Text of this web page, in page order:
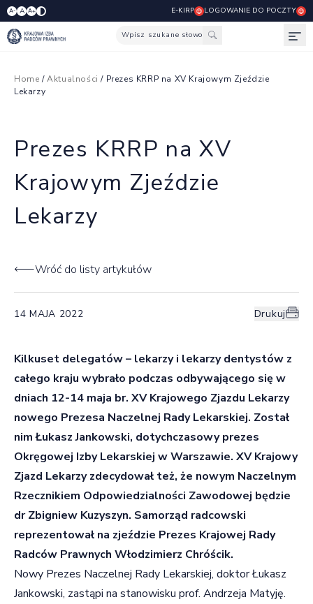
A- A A+ E-KIRP LOGOWANIE DO POCZTY
Wpisz szukane słowo
Home /Aktualności / Prezes KRRP na XV Krajowym Zjeździe
Lekarzy
Prezes KRRP na XV
Krajowym Zjeździe
Lekarzy
Wróć do listy artykułów
14 MAJA 2022 Drukuj
Kilkuset delegatów– lekarzy i lekarzy dentystów z
całego kraju wybrało podczas odbywającego się w
dniach 12-14 maja br. XV Krajowego Zjazdu Lekarzy
nowego Prezesa Naczelnej Rady Lekarskiej. Został
nim Łukasz Jankowski, dotychczasowy prezes
Okręgowej Izby Lekarskiej w Warszawie. XV Krajowy
Zjazd Lekarzy zdecydował też, że nowym Naczelnym
Rzecznikiem Odpowiedzialności Zawodowej będzie
dr Zbigniew Kuzyszyn. Samorząd radcowski
reprezentował na zjeździe Prezes Krajowej Rady
Radców Prawnych Włodzimierz Chróścik.
Nowy Prezes Naczelnej Rady Lekarskiej, doktor Łukasz
Jankowski, zastąpi na stanowisku prof. Andrzeja Matyję.